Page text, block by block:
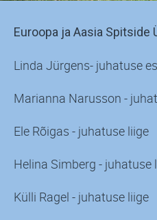
Euroopa ja Aasia Spitside
Linda Jürgens- juhatuse
Marianna Narusson -
Ele Rõigas - juhatuse liige
Helina Simberg - juhatuse
Külli Ragel - juhatuse liige